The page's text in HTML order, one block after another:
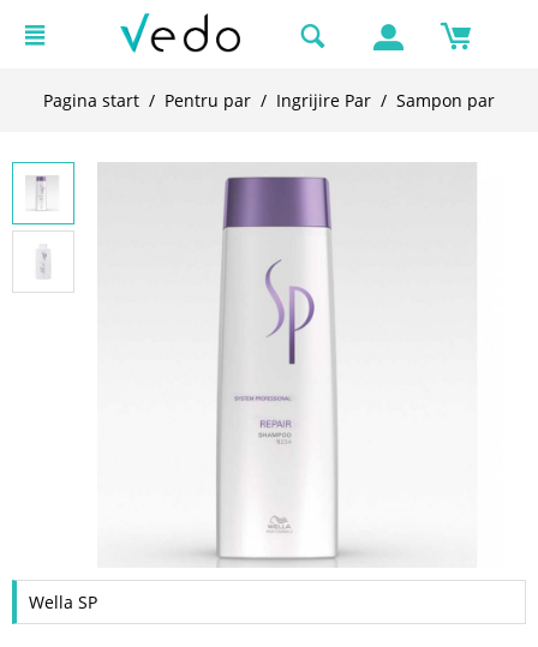
Pagina start / Pentru par / Ingrijire Par / Sampon par
Wella SP